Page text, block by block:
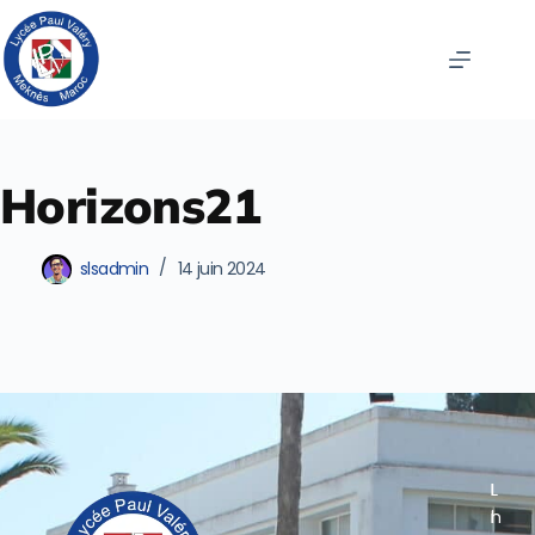
Horizons21
slsadmin 14 juin 2024
L
I
L
i
I
n